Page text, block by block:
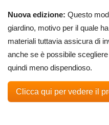
Nuova edizione: Questo
giardino, motivo per il quale
materiali tuttavia assicura di
anche se è possibile
quindi meno dispendioso.
Clicca qui per vedere il